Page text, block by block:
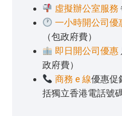
虛擬辦公室服務
一小時開公司優
（包政府費）
即日開公司優惠
政府費）
商務 e 線優惠促
括獨立香港電話號